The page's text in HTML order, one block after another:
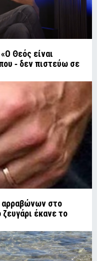
Θεός είναι
‑ δεν πιστεύω σε
αρραβώνων στο
έκανε το